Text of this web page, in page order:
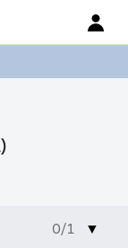
0/1 ▼